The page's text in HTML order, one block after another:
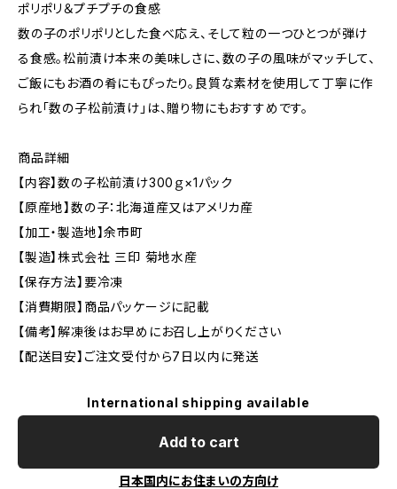
ポリポリ＆プチプチの食感
数の子のポリポリとした食べ応え、そして粒の一つひとつが弾け
る食感。松前漬け本来の美味しさに、数の子の風味がマッチして、
ご飯にもお酒の肴にもぴったり。良質な素材を使用して丁寧に作
られ「数の子松前漬け」は、贈り物にもおすすめです。
商品詳細
【内容】数の子松前漬け300ｇ×1パック
【原産地】数の子：北海道産又はアメリカ産
【加工・製造地】余市町
【製造】株式会社 三印 菊地水産
【保存方法】要冷凍
【消費期限】商品パッケージに記載
【備考】解凍後はお早めにお召し上がりください
【配送目安】ご注文受付から7日以内に発送
International shipping available
Add to cart
日本国内にお住まいの方向け